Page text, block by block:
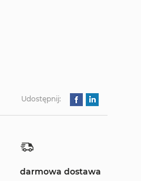
Udostępnij:
darmowa dostawa